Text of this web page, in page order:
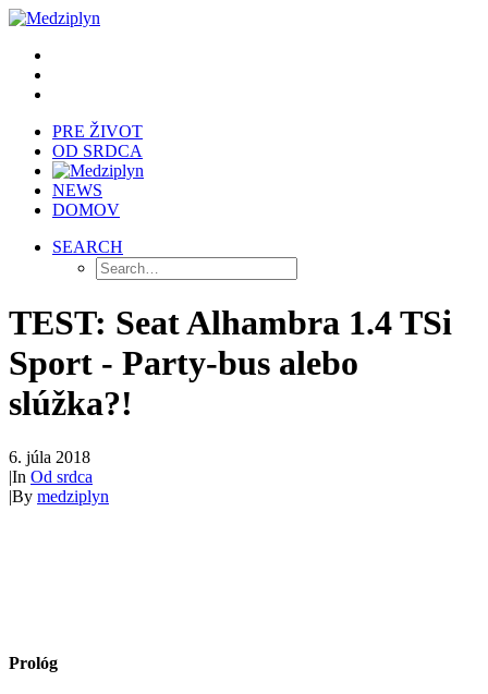
PRE ŽIVOT
OD SRDCA
NEWS
DOMOV
SEARCH
TEST: Seat Alhambra 1.4 TSi
Sport - Party-bus alebo
slúžka?!
6. júla 2018
|In Od srdca
|By medziplyn
Prológ